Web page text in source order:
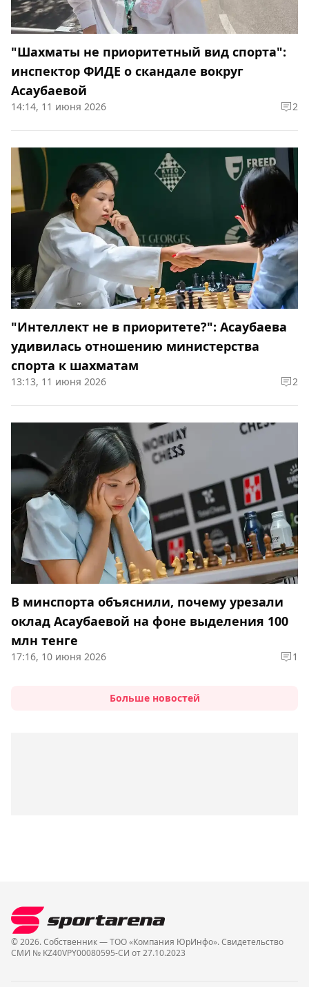
"Шахматы не приоритетный вид спорта":
инспектор ФИДЕ о скандале вокруг
Асаубаевой
14:14, 11 июня 2026 2
"Интеллект не в приоритете?": Асаубаева
удивилась отношению министерства
спорта к шахматам
13:13, 11 июня 2026 2
В минспорта объяснили, почему урезали
оклад Асаубаевой на фоне выделения 100
млн тенге
17:16, 10 июня 2026 1
Больше новостей
© 2026. Собственник — ТОО «Компания ЮрИнфо». Cвидетельство
СМИ № KZ40VPY00080595-СИ от 27.10.2023